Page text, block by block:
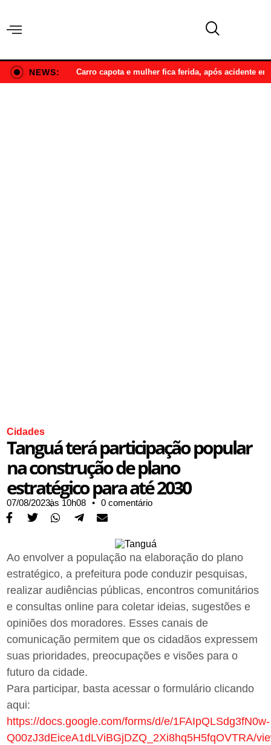
NEWS: Carro capota e mulher fica ferida, após acidente
Cidades
Tanguá terá participação popular
na construção de plano
estratégico para até 2030
07/08/2023,às 10h08 • 0 comentário
Ao envolver a população na elaboração do plano
estratégico, a prefeitura pode conduzir pesquisas,
realizar audiências públicas, encontros comunitários
e consultas online para coletar ideias, sugestões e
opiniões dos moradores. Esses canais de
comunicação permitem que os cidadãos expressem
suas prioridades, preocupações e visões para o
futuro da cidade.
Para participar, basta acessar o formulário clicando
aqui:
https://docs.google.com/forms/d/e/1FAIpQLSdg3fN0w-
Q00zJ3dEiceA1dLViBGjDZQ_2Xi8hq5H5fqOVTRA/